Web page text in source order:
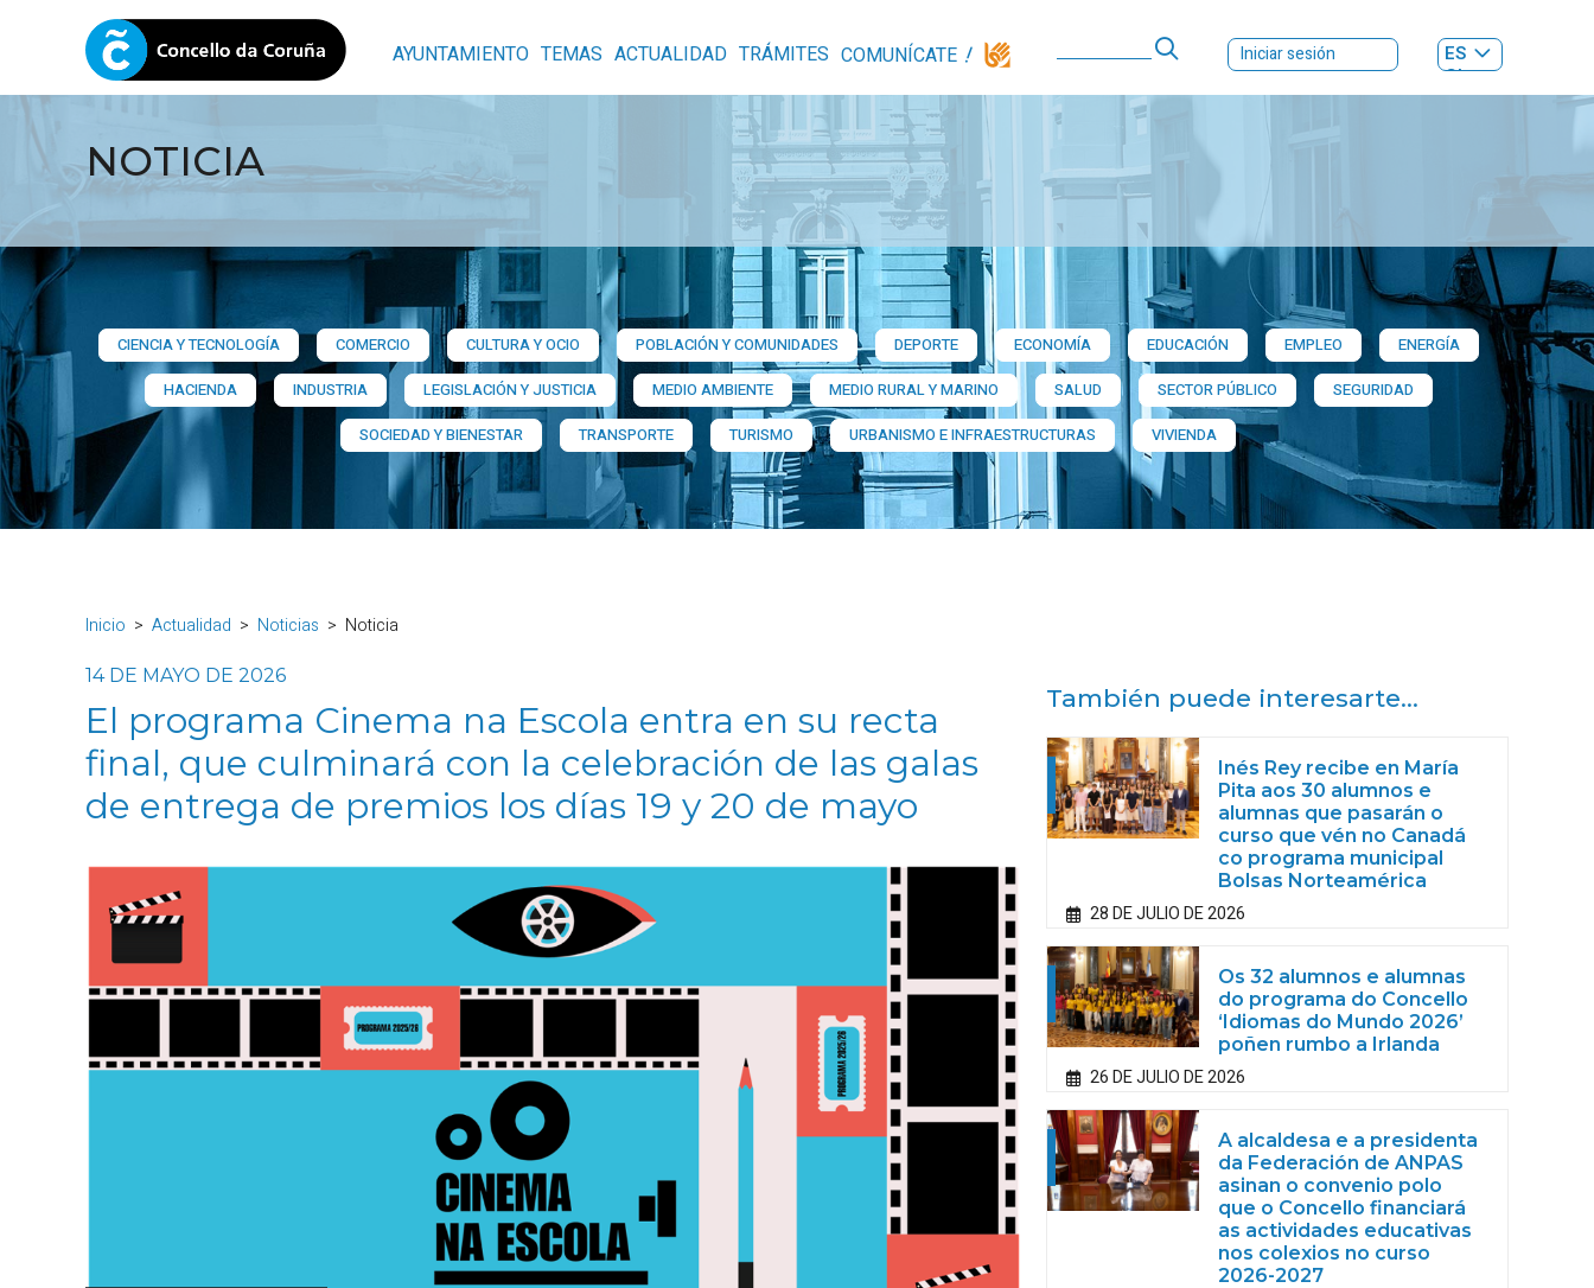
AYUNTAMIENTO TEMAS ACTUALIDAD TRÁMITES COMUNÍCATE Iniciar sesión
ES
GL
NOTICIA
CIENCIA Y TECNOLOGÍA COMERCIO CULTURA Y OCIO POBLACIÓN Y COMUNIDADES DEPORTE ECONOMÍA EDUCACIÓN EMPLEO
ENERGÍA
HACIENDA
INDUSTRIA LEGISLACIÓN Y JUSTICIA MEDIO AMBIENTE MEDIO RURAL Y MARINO SALUD SECTOR PÚBLICO
SEGURIDAD
SOCIEDAD Y BIENESTAR
TRANSPORTE TURISMO URBANISMO E INFRAESTRUCTURAS VIVIENDA
Inicio Actualidad Noticias Noticia
14 DE MAYO DE 2026
El programa Cinema na Escola entra en su recta
final, que culminará con la celebración de las galas
de entrega de premios los días 19 y 20 de mayo
También puede interesarte...
Inés Rey recibe en María
Pita aos 30 alumnos e
alumnas que pasarán o
curso que vén no Canadá
co programa municipal
Bolsas Norteamérica
28 DE JULIO DE 2026
Os 32 alumnos e alumnas
do programa do Concello
‘Idiomas do Mundo 2026’
poñen rumbo a Irlanda
26 DE JULIO DE 2026
A alcaldesa e a presidenta
da Federación de ANPAS
asinan o convenio polo
que o Concello financiará
as actividades educativas
nos colexios no curso
2026-2027